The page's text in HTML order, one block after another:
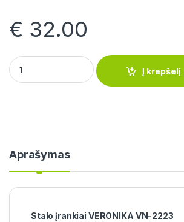
€ 32.00
VERONIKA VN-2223 Stalo įrankiai quantity
Į krepšelį
Aprašymas
Stalo įrankiai VERONIKA VN-2223